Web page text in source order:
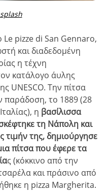
Le pizze di San Gennaro,
και διαδεδομένη
η τέχνη
κατάλογο άυλης
UNESCO. Την πίτσα
το 1889 (28
η βασίλισσα
τη Νάπολη και
της, δημιούργησε
πίτσα που έφερε τα
ς (κόκκινο από την
και πράσινο από
η pizza Margherita.